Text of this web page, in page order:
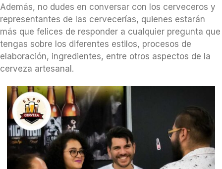
Además, no dudes en conversar con los cerveceros y
representantes de las cervecerías, quienes estarán
más que felices de responder a cualquier pregunta que
tengas sobre los diferentes estilos, procesos de
elaboración, ingredientes, entre otros aspectos de la
cerveza artesanal.